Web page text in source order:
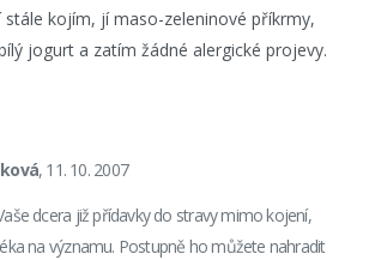
kojím, jí maso-zeleninové příkrmy,
jogurt a zatím žádné alergické projevy.
, 11. 10. 2007
dcera již přídavky do stravy mimo kojení,
na významu. Postupně ho můžete nahradit